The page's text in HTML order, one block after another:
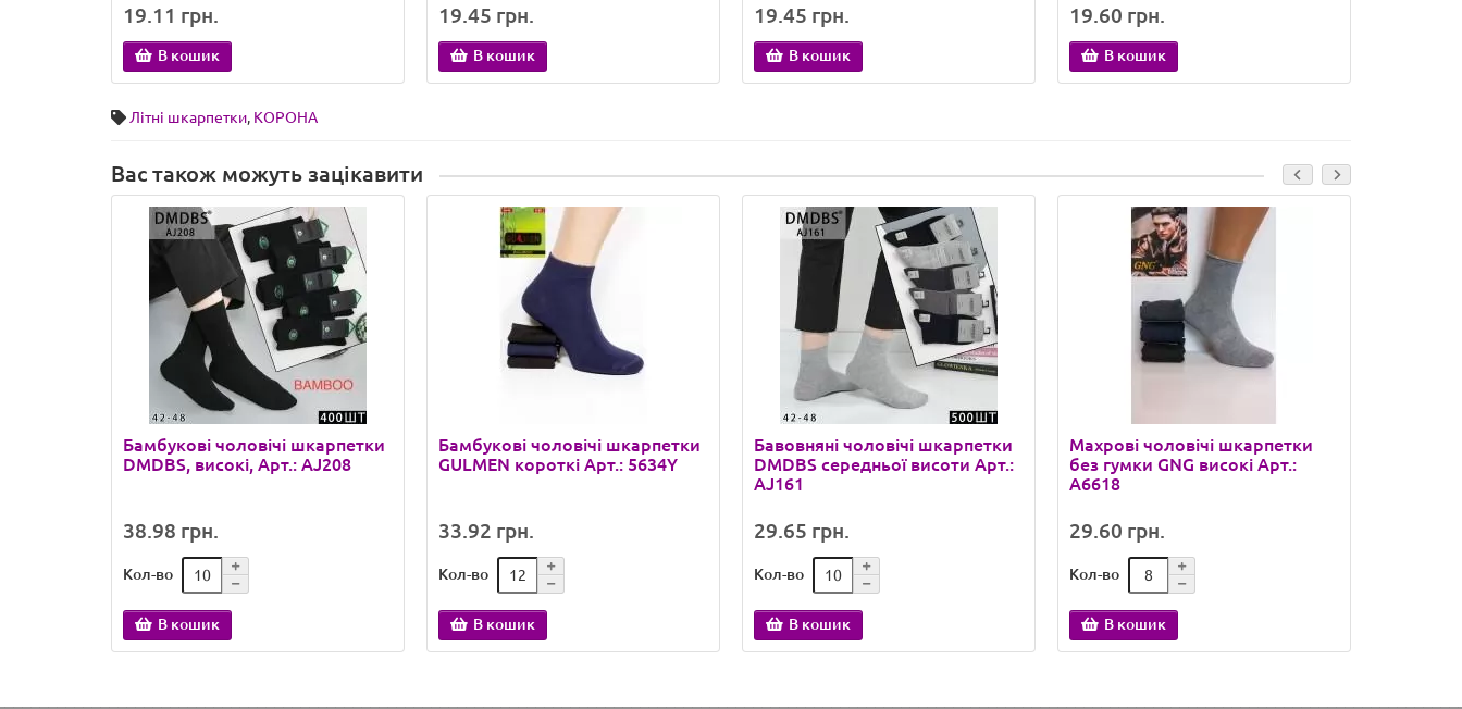
19.11 грн.
В кошик
19.45 грн.
В кошик
19.45 грн.
В кошик
19.60 грн.
В кошик
Літні шкарпетки, КОРОНА
Вас також можуть зацікавити
Бамбукові чоловічі шкарпетки
DMDBS, високі, Арт.: AJ208
38.98 грн.
Кол-во
В кошик
Бамбукові чоловічі шкарпетки
GULMEN короткі Арт.: 5634Y
33.92 грн.
Кол-во
В кошик
Бавовняні чоловічі шкарпетки
DMDBS середньої висоти Арт.:
AJ161
29.65 грн.
Кол-во
В кошик
Махрові чоловічі шкарпетки
без гумки GNG високі Арт.:
A6618
29.60 грн.
Кол-во
В кошик